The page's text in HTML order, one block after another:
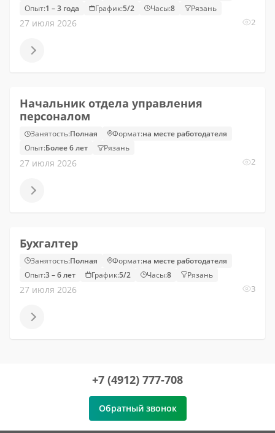
Опыт:1 – 3 года График:5/2 Часы:8 Рязань
27 июля 2026 2
Начальник отдела управления
персоналом
Занятость:Полная Формат:на месте работодателя
Опыт:Более 6 лет Рязань
27 июля 2026 2
Бухгалтер
Занятость:Полная Формат:на месте работодателя
Опыт:3 – 6 лет График:5/2 Часы:8 Рязань
27 июля 2026 3
+7 (4912) 777-708
Обратный звонок